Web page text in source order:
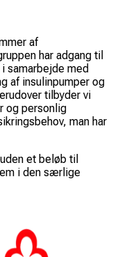
af
har adgang til
samarbejde med
af insulinpumper og
tilbyder vi
og personlig
man har
et beløb til
i den særlige